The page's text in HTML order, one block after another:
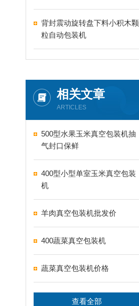
背封震动旋转盘下料小积木颗
粒自动包装机
相关文章
ARTICLES
500型水果玉米真空包装机抽
气封口保鲜
400型小型单室玉米真空包装
机
羊肉真空包装机批发价
400蔬菜真空包装机
蔬菜真空包装机价格
查看全部